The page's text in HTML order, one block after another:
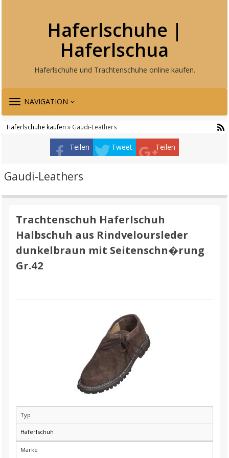
Haferlschuhe |
Haferlschua
Haferlschuhe und Trachtenschuhe online kaufen.
TOGGLE
NAVIGATION
Haferlschuhe kaufen » Gaudi-Leathers
Teilen Tweet Teilen
Gaudi-Leathers
Trachtenschuh Haferlschuh
Halbschuh aus Rindveloursleder
dunkelbraun mit Seitenschn�rung
Gr.42
Typ
Haferlschuh
Marke